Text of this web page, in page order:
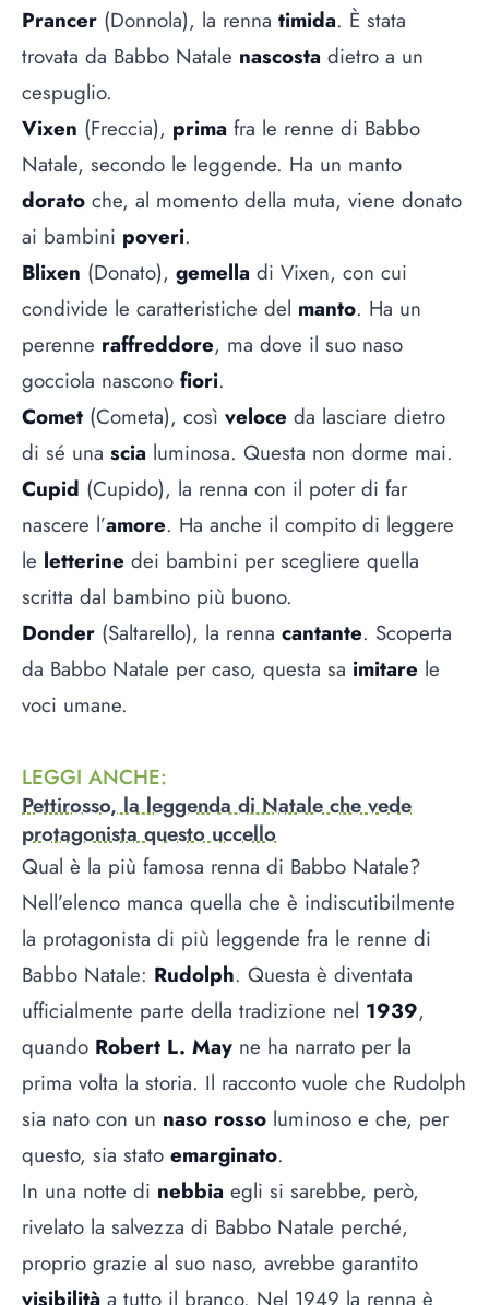
Prancer (Donnola), la renna timida. È stata
trovata da Babbo Natale nascosta dietro a un
cespuglio.
Vixen (Freccia), prima fra le renne di Babbo
Natale, secondo le leggende. Ha un manto
dorato che, al momento della muta, viene donato
ai bambini poveri.
Blixen (Donato), gemella di Vixen, con cui
condivide le caratteristiche del manto. Ha un
perenne raffreddore, ma dove il suo naso
gocciola nascono fiori.
Comet (Cometa), così veloce da lasciare dietro
di sé una scia luminosa. Questa non dorme mai.
Cupid (Cupido), la renna con il poter di far
nascere l’amore. Ha anche il compito di leggere
le letterine dei bambini per scegliere quella
scritta dal bambino più buono.
Donder (Saltarello), la renna cantante. Scoperta
da Babbo Natale per caso, questa sa imitare le
voci umane.
LEGGI ANCHE:
Pettirosso, la leggenda di Natale che vede
protagonista questo uccello
Qual è la più famosa renna di Babbo Natale?
Nell’elenco manca quella che è indiscutibilmente
la protagonista di più leggende fra le renne di
Babbo Natale: Rudolph. Questa è diventata
ufficialmente parte della tradizione nel 1939,
quando Robert L. May ne ha narrato per la
prima volta la storia. Il racconto vuole che Rudolph
sia nato con un naso rosso luminoso e che, per
questo, sia stato emarginato.
In una notte di nebbia egli si sarebbe, però,
rivelato la salvezza di Babbo Natale perché,
proprio grazie al suo naso, avrebbe garantito